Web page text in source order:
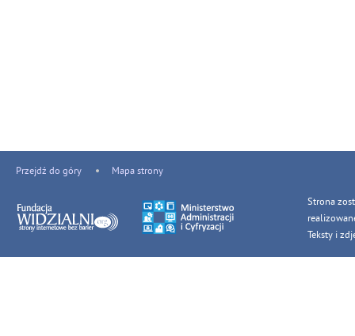
Przejdź do góry Mapa strony
Strona
Teksty i